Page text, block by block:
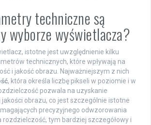
techniczne są
wyborze wyświetlacza?
istotne jest uwzględnienie kilku
technicznych, które wpływają na
i jakość obrazu. Najważniejszym z nich
, która określa liczbę pikseli w poziomie i w
pozwala na uzyskanie
obrazu, co jest szczególnie istotne
precyzyjnego odwzorowania
rozdzielczość, tym bardziej szczegółowy i